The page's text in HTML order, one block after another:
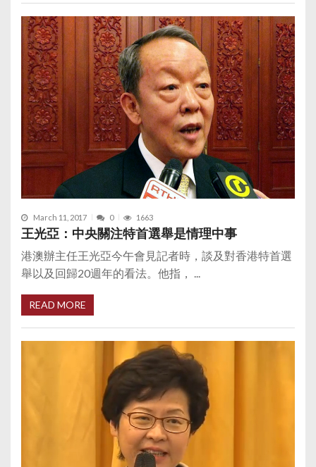
March 11, 2017 0 1663
王光亞：中央關注特首選舉是情理中事
港澳辦主任王光亞今午會見記者時，談及對香港特首選
舉以及回歸20週年的看法。他指， ...
READ MORE